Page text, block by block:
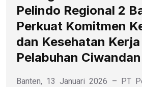
Pelindo Regional 2
Perkuat Komitmen
dan Kesehatan
Pelabuhan Ciwandan
Banten, 13 Januari 2026 – PT